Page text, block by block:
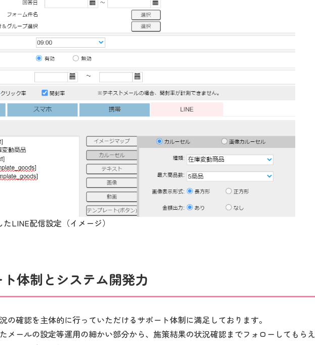
LINE配信設定（イメージ）
体制とシステム開発力
の確認を主体的に行っていただけるサポート体制に満足しております。
メールの設定等運用の細かい部分から、施策結果の状況確認までフォローしてもらえ